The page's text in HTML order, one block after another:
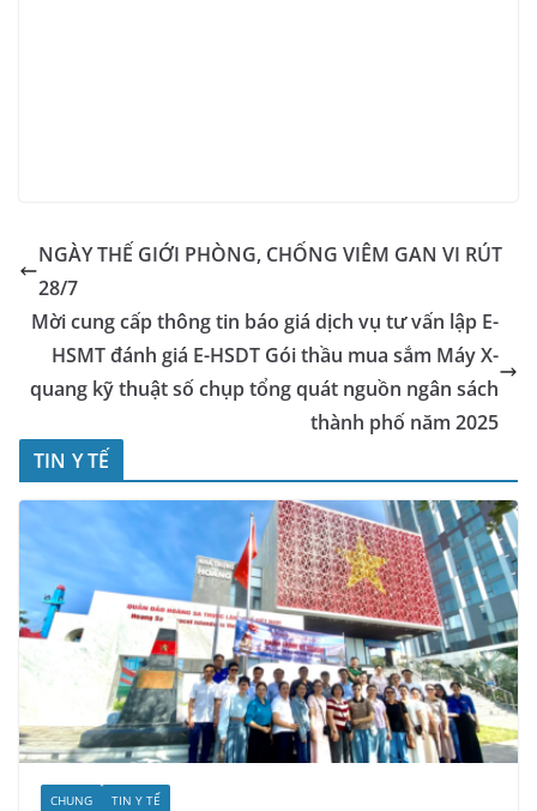
NGÀY THẾ GIỚI PHÒNG, CHỐNG VIÊM GAN VI RÚT
28/7
Mời cung cấp thông tin báo giá dịch vụ tư vấn lập E-
HSMT đánh giá E-HSDT Gói thầu mua sắm Máy X-
quang kỹ thuật số chụp tổng quát nguồn ngân sách
thành phố năm 2025
TIN Y TẾ
CHUNG TIN Y TẾ